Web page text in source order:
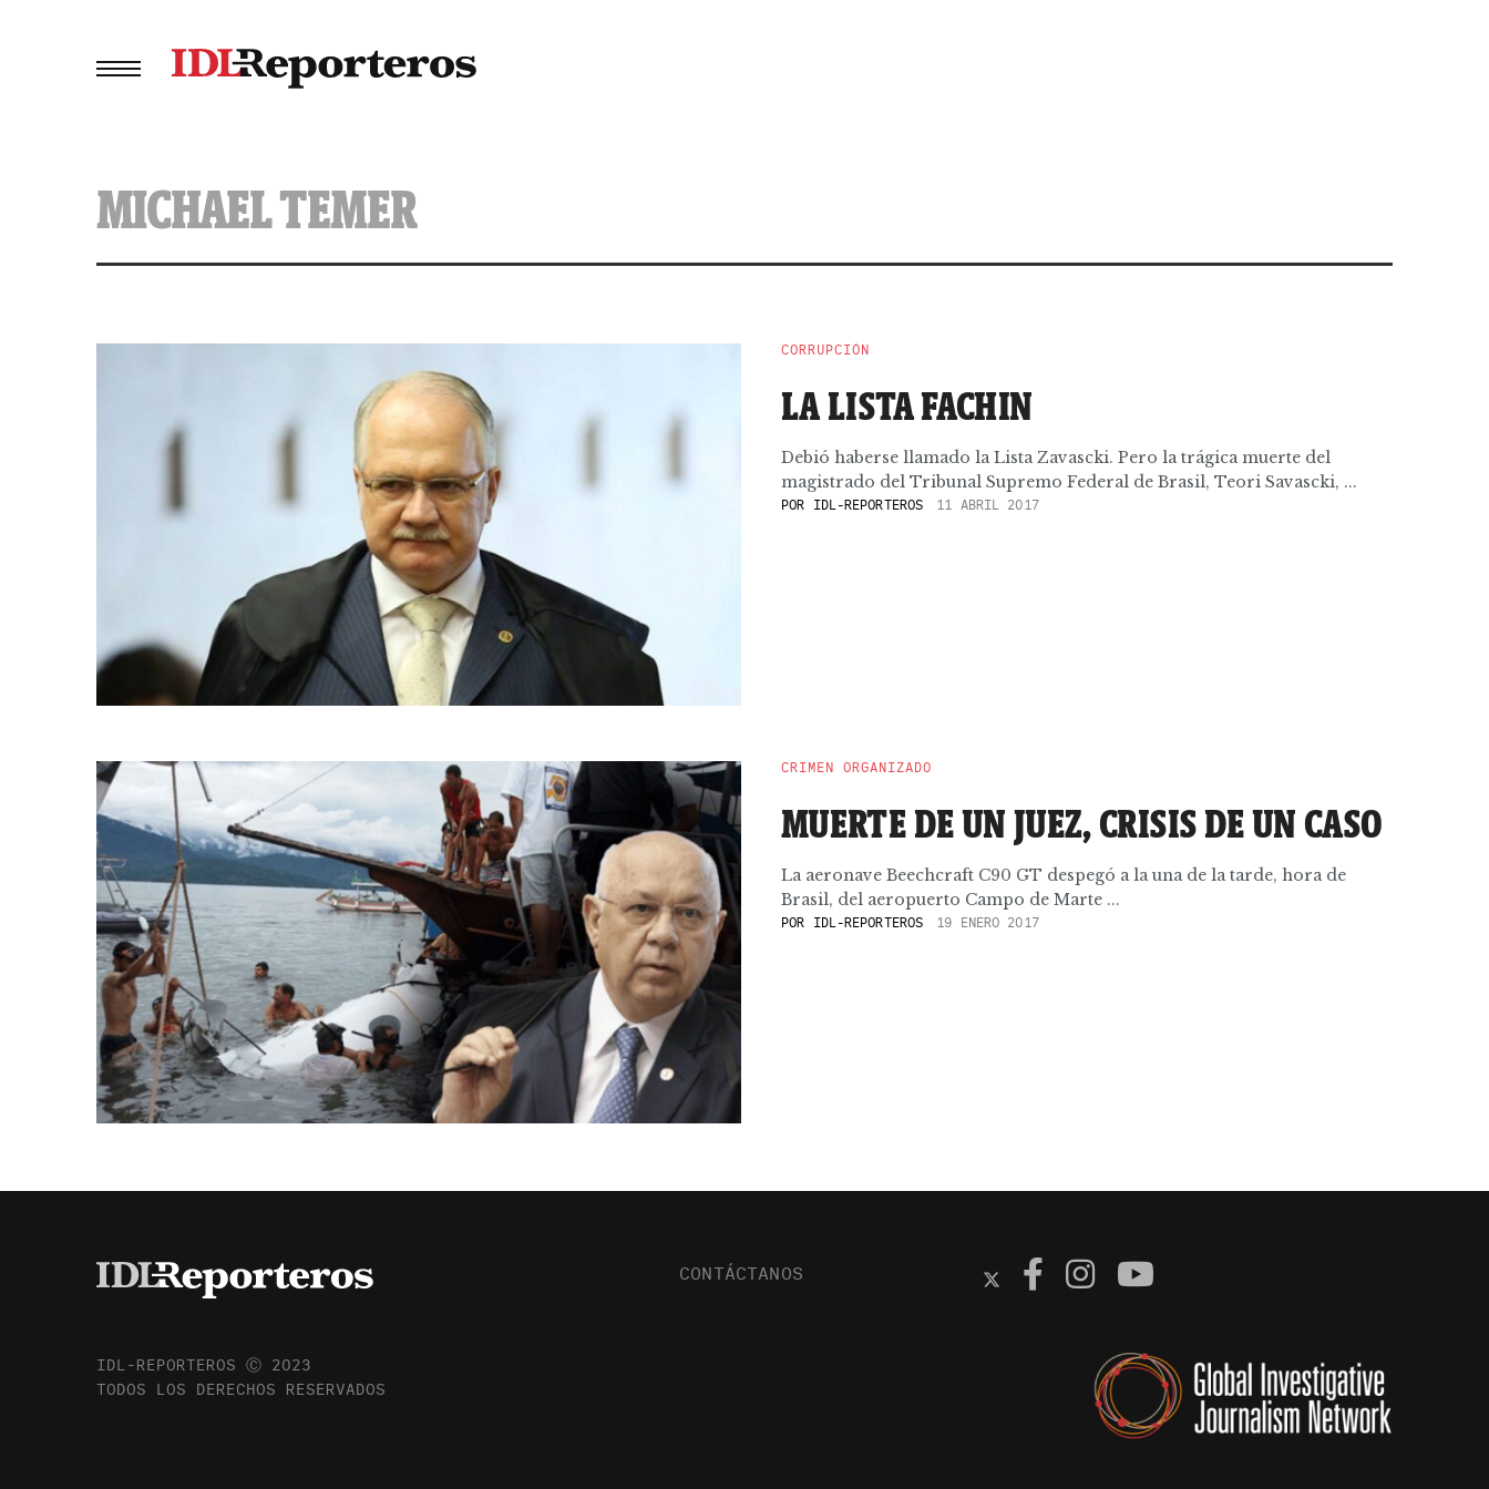
MICHAEL TEMER
CORRUPCIÓN
LA LISTA FACHIN
Debió haberse llamado la Lista Zavascki. Pero la trágica muerte del
magistrado del Tribunal Supremo Federal de Brasil, Teori Savascki, ...
POR IDL-REPORTEROS 11 ABRIL 2017
CRIMEN ORGANIZADO
MUERTE DE UN JUEZ, CRISIS DE UN CASO
La aeronave Beechcraft C90 GT despegó a la una de la tarde, hora de
Brasil, del aeropuerto Campo de Marte ...
POR IDL-REPORTEROS 19 ENERO 2017
CONTÁCTANOS
IDL-REPORTEROS Ⓒ 2023
TODOS LOS DERECHOS RESERVADOS